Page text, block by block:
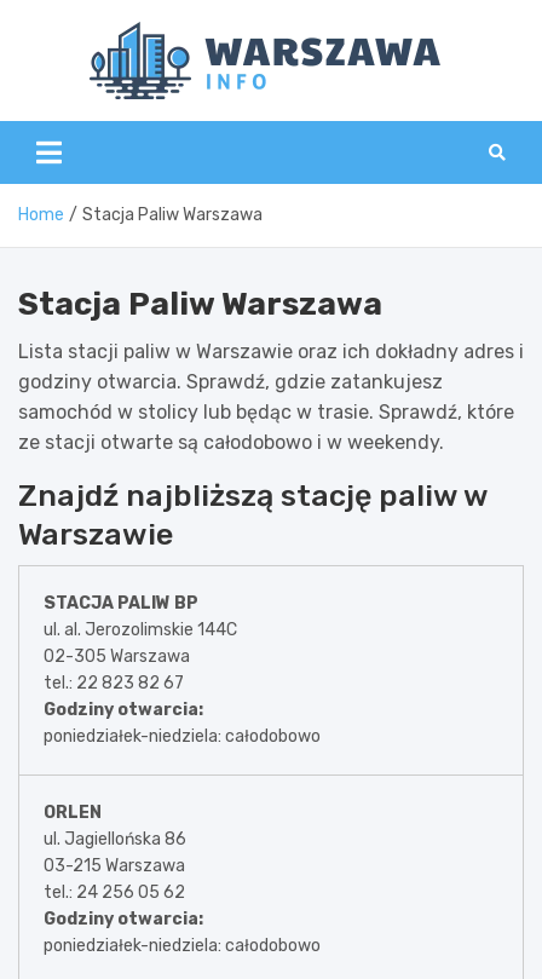
Home Stacja Paliw Warszawa
Stacja Paliw Warszawa
Lista stacji paliw w Warszawie oraz ich dokładny adres i
godziny otwarcia. Sprawdź, gdzie zatankujesz
samochód w stolicy lub będąc w trasie. Sprawdź, które
ze stacji otwarte są całodobowo i w weekendy.
Znajdź najbliższą stację paliw w
Warszawie
STACJA PALIW BP
ul. al. Jerozolimskie 144C
02-305 Warszawa
tel.: 22 823 82 67
Godziny otwarcia:
poniedziałek-niedziela: całodobowo
ORLEN
ul. Jagiellońska 86
03-215 Warszawa
tel.: 24 256 05 62
Godziny otwarcia:
poniedziałek-niedziela: całodobowo